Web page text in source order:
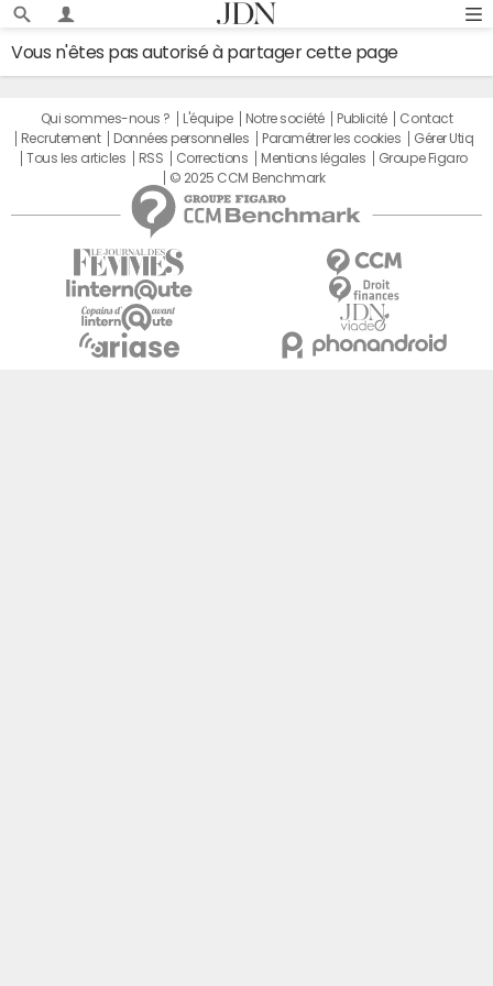
Vous n'êtes pas autorisé à partager cette page
Qui sommes-nous ? L'équipe Notre société Publicité
Contact
Recrutement
Données personnelles Paramétrer les cookies
Gérer Utiq
Tous les articles
RSS Corrections Mentions légales
Groupe Figaro
© 2025 CCM Benchmark